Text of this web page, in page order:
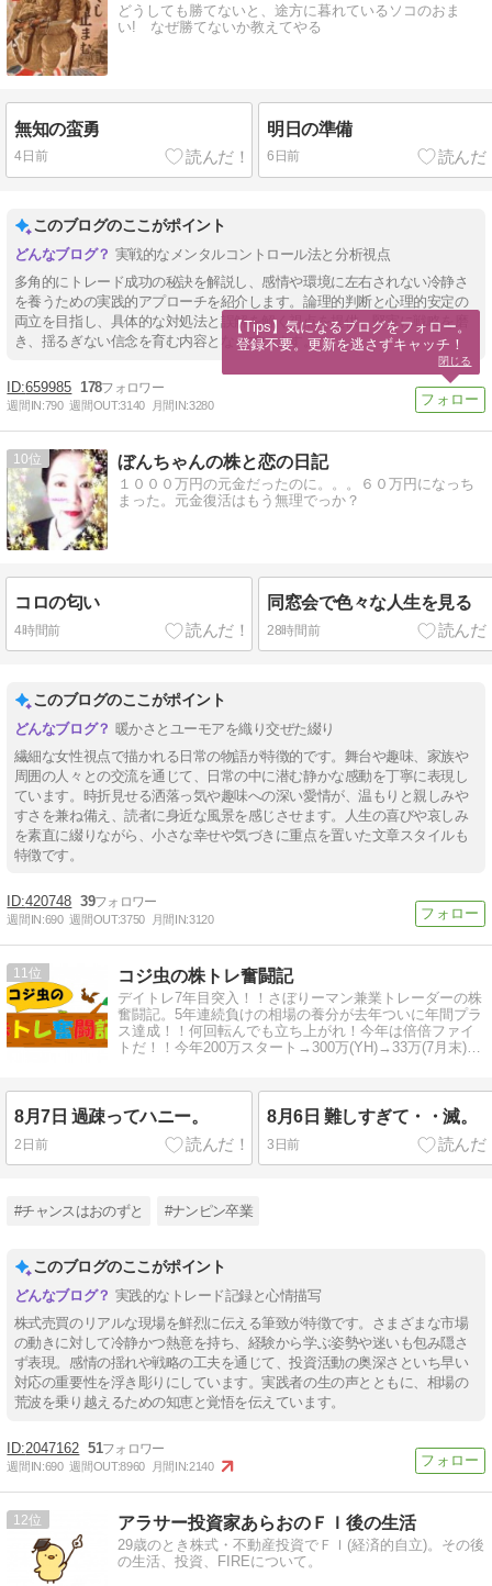
どうしても勝てないと、途方に暮れているソコのおま
い! なぜ勝てないか教えてやる
無知の蛮勇
4日前
明日の準備
6日前
このブログのここがポイント
実戦的なメンタルコントロール法と分析視点
多角的にトレード成功の秘訣を解説し、感情や環境に左右されない冷静さ
を養うための実践的アプローチを紹介します。論理的判断と心理的安定の
両立を目指し、具体的な対処法と誤解を解く視点を提供。堅実に戦略を磨
き、揺るぎない信念を育む内容となっています。
659985 178
週間IN:790 週間OUT:3140 月間IN:3280
10 ぼんちゃんの株と恋の日記
１０００万円の元金だったのに。。。６０万円になっち
まった。元金復活はもう無理でっか？
コロの匂い
4時間前
同窓会で色々な人生を見る
28時間前
このブログのここがポイント
暖かさとユーモアを織り交ぜた綴り
繊細な女性視点で描かれる日常の物語が特徴的です。舞台や趣味、家族や
周囲の人々との交流を通じて、日常の中に潜む静かな感動を丁寧に表現し
ています。時折見せる洒落っ気や趣味への深い愛情が、温もりと親しみや
すさを兼ね備え、読者に身近な風景を感じさせます。人生の喜びや哀しみ
を素直に綴りながら、小さな幸せや気づきに重点を置いた文章スタイルも
特徴です。
420748 39
週間IN:690 週間OUT:3750 月間IN:3120
11 コジ虫の株トレ奮闘記
デイトレ7年目突入！！さぼりーマン兼業トレーダーの株
奮闘記。5年連続負けの相場の養分が去年ついに年間プラ
ス達成！！何回転んでも立ち上がれ！今年は倍倍ファイ
トだ！！今年200万スタート→300万(YH)→33万(7月末)→
8月7日 過疎ってハニー。
2日前
8月6日 難しすぎて・・滅。
3日前
#チャンスはおのずと #ナンピン卒業
このブログのここがポイント
実践的なトレード記録と心情描写
株式売買のリアルな現場を鮮烈に伝える筆致が特徴です。さまざまな市場
の動きに対して冷静かつ熱意を持ち、経験から学ぶ姿勢や迷いも包み隠さ
ず表現。感情の揺れや戦略の工夫を通じて、投資活動の奥深さといち早い
対応の重要性を浮き彫りにしています。実践者の生の声とともに、相場の
荒波を乗り越えるための知恵と覚悟を伝えています。
2047162 51
週間IN:690 週間OUT:8960 月間IN:2140
12 アラサー投資家あらおのＦＩ後の生活
29歳のとき株式・不動産投資でＦＩ(経済的自立)。その後
の生活、投資、FIREについて。
【Tips】気になるブログをフォロー。
登録不要。更新を逃さずキャッチ！
閉じる